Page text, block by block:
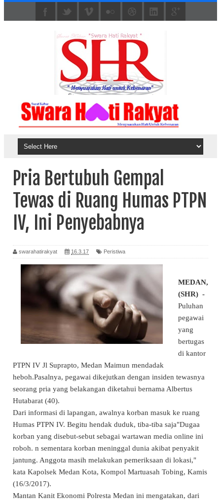
Pria Bertubuh Gempal
Tewas di Ruang Humas PTPN
IV, Ini Penyebabnya
swarahatirakyat 16.3.17 Peristiwa
MEDAN,
(SHR) -
Puluhan
pegawai
yang
bertugas
di kantor
PTPN IV Jl Suprapto, Medan Maimun mendadak
heboh.Pasalnya, pegawai dikejutkan dengan insiden tewasnya
seorang pria yang belakangan diketahui bernama Albertus
Hutabarat (40).
Dari informasi di lapangan, awalnya korban masuk ke ruang
Humas PTPN IV. Begitu hendak duduk, tiba-tiba saja"Dugaa
korban yang disebut-sebut sebagai wartawan media online ini
roboh. n sementara korban meninggal dunia akibat penyakit
jantung. Anggota masih melakukan pemeriksaan di lokasi,"
kata Kapolsek Medan Kota, Kompol Martuasah Tobing, Kamis
(16/3/2017).
Mantan Kanit Ekonomi Polresta Medan ini mengatakan, dari